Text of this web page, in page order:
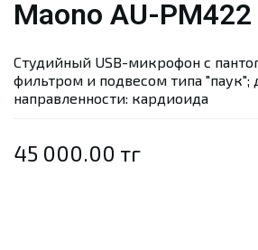
Maono AU-PM422
45 000.00 тг
Студийный USB-микрофон с
фильтром и подвесом типа "паук";
направленности: кардиоида